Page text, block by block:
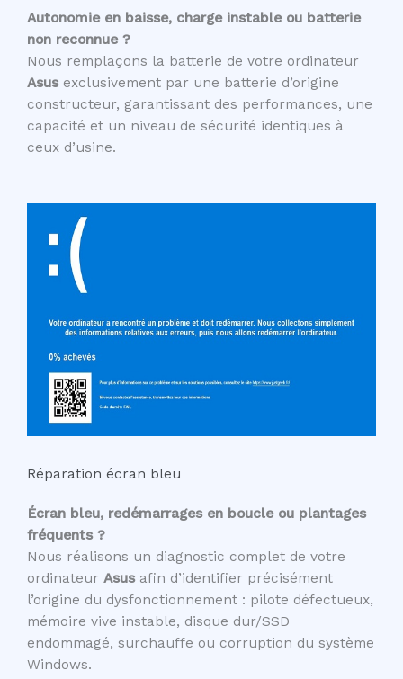
Autonomie en baisse, charge instable ou batterie
non reconnue ?
Nous remplaçons la batterie de votre ordinateur
Asusexclusivement par une batterie d’origine
constructeur, garantissant des performances, une
capacité et un niveau de sécurité identiques à
ceux d’usine.
Réparation écran bleu
Écran bleu, redémarrages en boucle ou plantages
fréquents ?
Nous réalisons un diagnostic complet de votre
ordinateur Asusafin d’identifier précisément
l’origine du dysfonctionnement : pilote défectueux,
mémoire vive instable, disque dur/SSD
endommagé, surchauffe ou corruption du système
Windows.